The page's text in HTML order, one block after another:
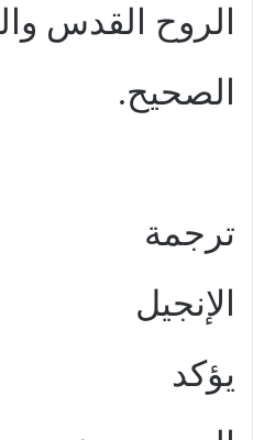
الروح القدس
الصحيح.
ترجمة
الإنجيل
يؤكد